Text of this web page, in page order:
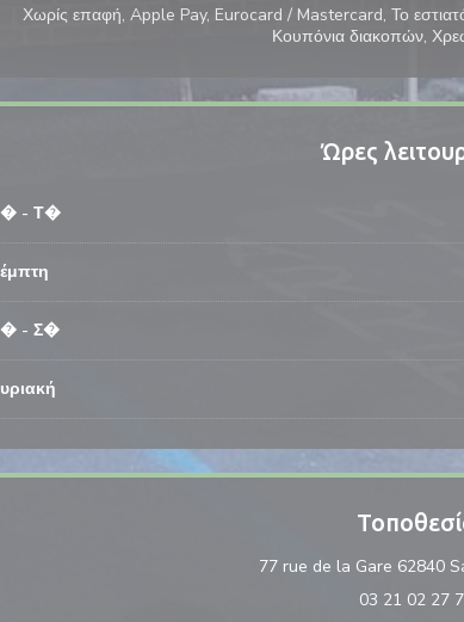
Χωρίς επαφή, Apple Pay, Eurocard / Mastercard, Το
Κουπόνια διακοπών,
Ώρες
- Τ�
- Σ�
77 rue de la Gare 62840
03 21 02 27